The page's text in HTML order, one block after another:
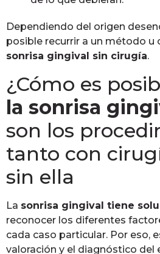
Dependiendo del origen
posible recurrir a un método u
sonrisa gingival sin cirugía.
¿Cómo es
la sonrisa
son los
tanto con
sin ella
La sonrisa gingival tiene
reconocer los diferentes
cada caso particular. Por eso,
valoración y el diagnóstico del